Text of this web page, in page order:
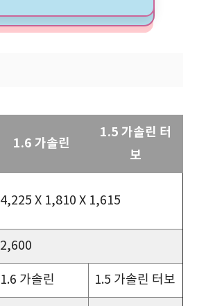
1.6 가솔린
1.5 가솔린 터
보
4,225 X 1,810 X 1,615
2,600
1.6 가솔린 1.5 가솔린 터보